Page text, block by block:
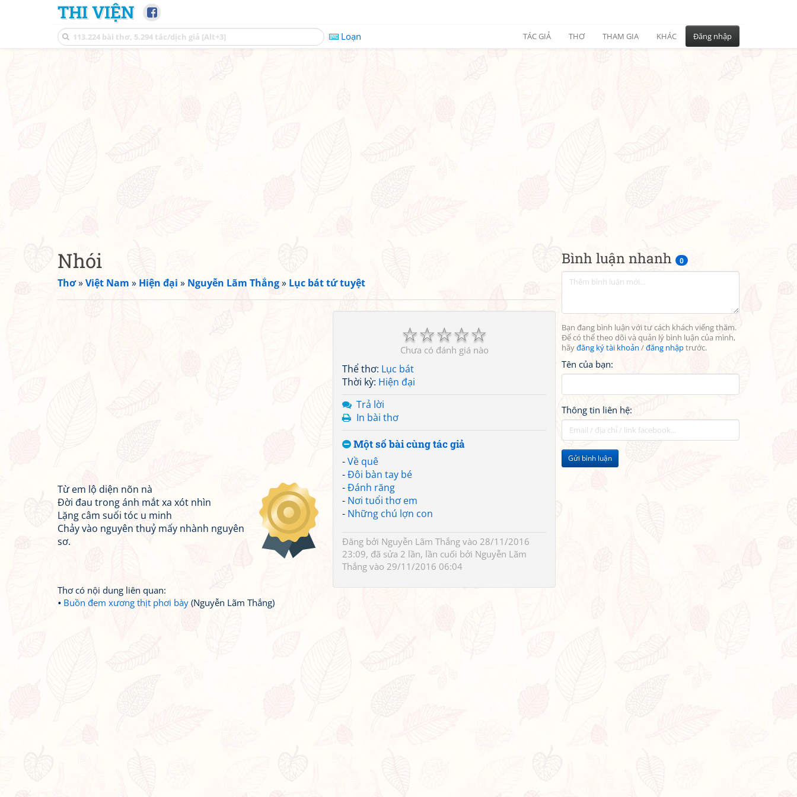
THI VIỆN
Loạn TÁC GIẢ THƠ THAM GIA KHÁC Đăng nhập
Bình luận nhanh 0
Bạn đang bình luận với tư cách khách viếng thăm.
Để có thể theo dõi và quản lý bình luận của mình,
hãyđăng ký tài khoản /đăng nhậptrước.
Tên của bạn:
Thông tin liên hệ:
Gửi bình luận
Nhói
Thơ»Việt Nam » Hiện đại » Nguyễn Lãm Thắng» Lục bát tứ tuyệt
☆
☆
☆
☆
☆
Chưa có đánh giá nào
Thể thơ: Lục bát
Thời kỳ: Hiện đại
Trả lời
In bài thơ
Một số bài cùng tác giả
-Về quê
-Đôi bàn tay bé
-Đánh răng
- Nơi tuổi thơ em
- Những chú lợn con
Đăng bởi Nguyễn Lãm Thắng vào 28/11/2016
23:09, đã sửa 2 lần, lần cuối bởi Nguyễn Lãm
Thắng vào 29/11/2016 06:04
Từ em lộ diện nõn nà
Đời đau trong ánh mắt xa xót nhìn
Lặng câm suối tóc u minh
Chảy vào nguyên thuỷ mấy nhành nguyên
sơ.
Thơ có nội dung liên quan:
Buồn đem xương thịt phơi bày (Nguyễn Lãm Thắng)